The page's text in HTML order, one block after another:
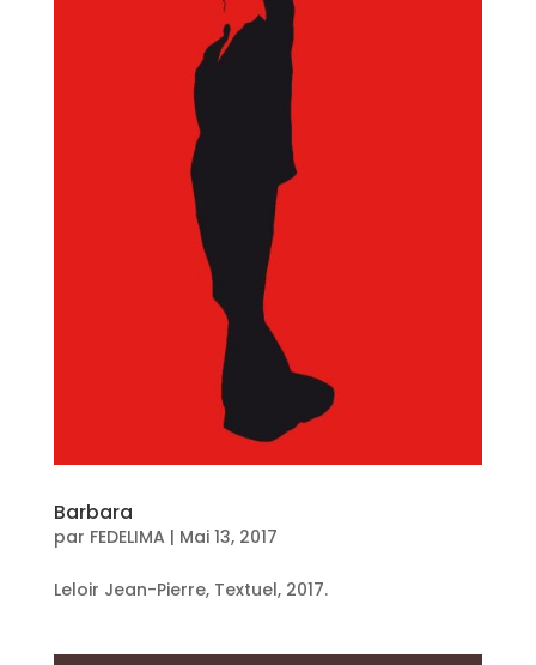
Barbara
par FEDELIMA | Mai 13, 2017
Leloir Jean-Pierre, Textuel, 2017.